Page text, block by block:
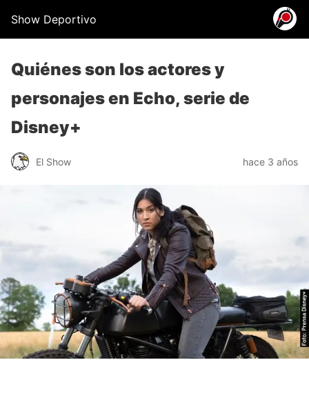
Show Deportivo
Quiénes son los actores y
personajes en Echo, serie de
Disney+
El Show hace 3 años